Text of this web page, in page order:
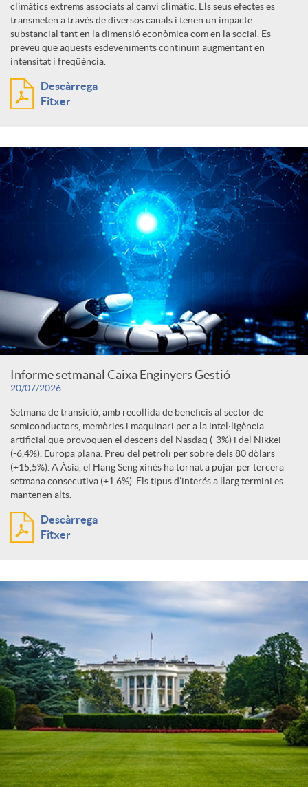
climàtics extrems associats al canvi climàtic. Els seus efectes es
transmeten a través de diversos canals i tenen un impacte
substancial tant en la dimensió econòmica com en la social. Es
preveu que aquests esdeveniments continuïn augmentant en
intensitat i freqüència.
Descàrrega
Fitxer
Informe setmanal Caixa Enginyers Gestió
20/07/2026
Setmana de transició, amb recollida de beneficis al sector de
semiconductors, memòries i maquinari per a la intel·ligència
artificial que provoquen el descens del Nasdaq (-3%) i del Nikkei
(-6,4%). Europa plana. Preu del petroli per sobre dels 80 dòlars
(+15,5%). A Àsia, el Hang Seng xinès ha tornat a pujar per tercera
setmana consecutiva (+1,6%). Els tipus d’interés a llarg termini es
mantenen alts.
Descàrrega
Fitxer